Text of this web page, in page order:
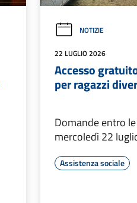
NOTIZIE
22 LUGLIO 2026
Accesso
per ragazzi
Domande entro
mercoledì 22
Assistenza sociale